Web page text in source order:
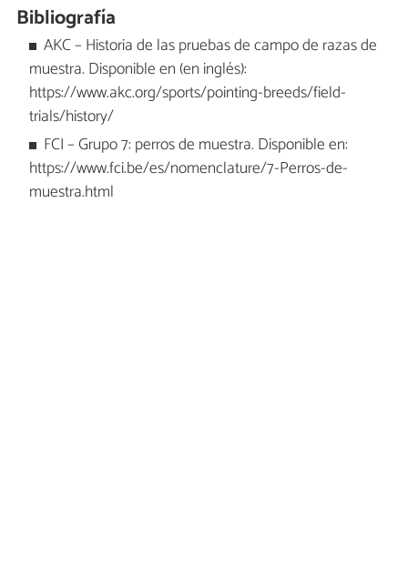
Bibliografía
AKC – Historia de las pruebas de campo de razas de
muestra. Disponible en (en inglés):
https://www.akc.org/sports/pointing-breeds/field-
trials/history/
FCI – Grupo 7: perros de muestra. Disponible en:
https://www.fci.be/es/nomenclature/7-Perros-de-
muestra.html